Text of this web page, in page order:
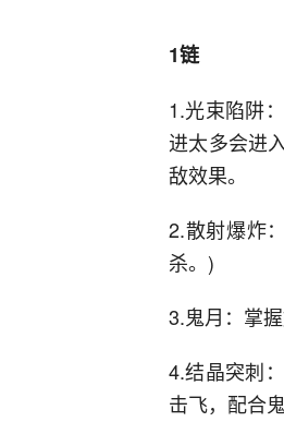
1链
1.光束陷阱
进太多会进
敌效果。
2.散射爆炸
杀。)
3.鬼月：掌
4.结晶突刺
击飞，配合